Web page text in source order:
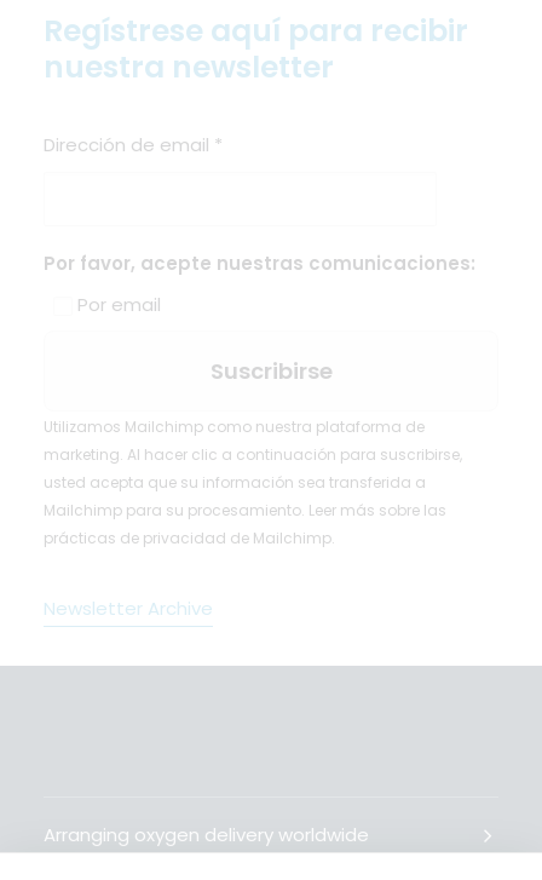
Regístrese aquí para recibir
nuestra newsletter
Dirección de email *
Por favor, acepte nuestras comunicaciones:
Por email
Utilizamos Mailchimp como nuestra plataforma de
marketing. Al hacer clic a continuación para suscribirse,
usted acepta que su información sea transferida a
Mailchimp para su procesamiento. Leer más sobre las
prácticas de privacidad de Mailchimp.
Newsletter Archive
Arranging oxygen delivery worldwide